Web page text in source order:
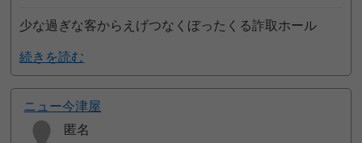
少な過ぎな客からえげつなくぼったくる詐取ホール
続きを読む
ニュー今津屋
匿名